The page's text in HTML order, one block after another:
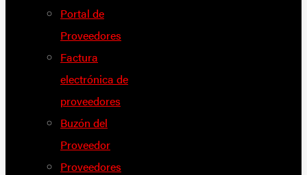
Portal de
Proveedores
Factura
electrónica de
proveedores
Buzón del
Proveedor
Proveedores